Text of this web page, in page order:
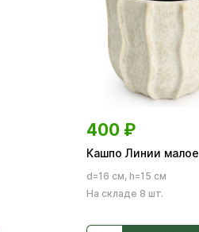
400 ₽
Кашпо Линии малое
d=16 см, h=15 см
На складе 8 шт.